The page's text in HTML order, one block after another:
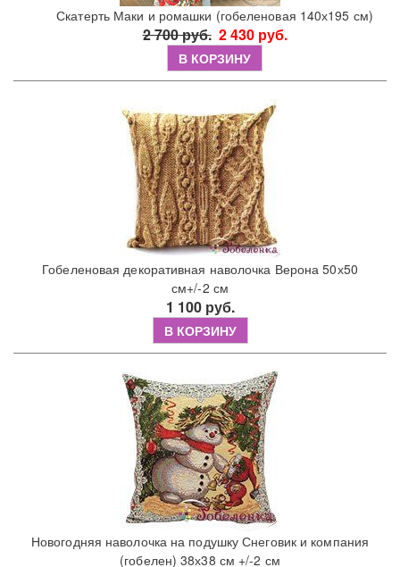
Скатерть Маки и ромашки (гобеленовая 140х195 см)
2 700 руб. 2 430 руб.
В КОРЗИНУ
Гобеленовая декоративная наволочка Верона 50х50
см+/-2 см
1 100 руб.
В КОРЗИНУ
Новогодняя наволочка на подушку Снеговик и компания
(гобелен) 38х38 см +/-2 см